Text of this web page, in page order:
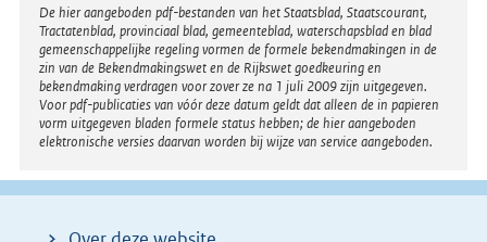
Disclaimer
De hier aangeboden pdf-bestanden van het Staatsblad, Staatscourant,
Tractatenblad, provinciaal blad, gemeenteblad, waterschapsblad en blad
gemeenschappelijke regeling vormen de formele bekendmakingen in de
zin van de Bekendmakingswet en de Rijkswet goedkeuring en
bekendmaking verdragen voor zover ze na 1 juli 2009 zijn uitgegeven.
Voor pdf-publicaties van vóór deze datum geldt dat alleen de in papieren
vorm uitgegeven bladen formele status hebben; de hier aangeboden
elektronische versies daarvan worden bij wijze van service aangeboden.